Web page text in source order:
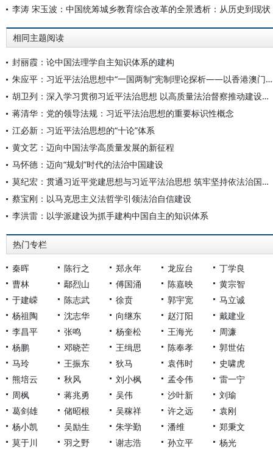
李涛 宋玉波：中国统筹城乡教育综合改革的全景透析：从历史到现状
相同主题阅读
封丽霞：论中国法理学自主知识体系的建构
朱应平：习近平法治思想中“一国两制”宪制理论探析——以香港澳门特区依法治理为例
胡卫列：深入学习贯彻习近平法治思想 以高质量法治督察推动建设更高水平社会主义法治国家
蒋清华：党的领导法规：习近平法治思想的重要标识性概念
江必新：习近平法治思想的“十论”体系
黄文艺：迈向中国法学高质量发展的新征程
马怀德：迈向“规划”时代的法治中国建设
莫纪宏：贯通习近平党建思想与习近平法治思想 筑牢坚持依法治国和依规治党有机统一的理论根基
蔡宝刚：以马克思主义法哲学引领法治自信建设
李洪雷：以学派建设为抓手建构中国自主的知识体系
热门专栏
秦晖 陈行之 郑永年 龙应台
丁学良
曹林
鄢烈山 傅国涌 陈嘉映
黄宗智
于建嵘
陈志武 徐贲 郭宇宽
马立诚
杨祖陶
沈志华 向继东 赵汀阳
戴建业
李昌平
张鸣 杨奎松 王海光
周濂
杨鹏
邓晓芒 王缉思 陈奉孝
郭世佑
马玲
王振东 狄马 袁伟时
史啸虎
熊培云
秋风 刘小枫 孟令伟
雷一宁
周枫
蒋兆勇 吴伟 沙叶新
刘瑜
葛剑雄
储昭根 吴稼祥 许之远
袁刚
杨小凯
吴励生 朱学勤 潘维
郑秉文
莫于川
羽之野 谢志浩 孙立平 杨光